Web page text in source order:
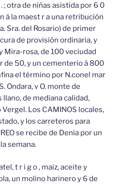
; otra de niñas asistida por 6 0
á la maest r a una retribución
Sra. del Rosario) de primer
de provisión ordinaria, y
Mira-rosa, de 100 veciudad
de 50, y un cementerio á 800
el término por N.conel mar
Ondara, v O. monte de
llano, de mediana calidad,
Vergel. Los CAMINOS locales,
y los carreteros para
se recibe de Denia por un
semana.
t r i g o , maiz, aceite y
un molino harinero y 6 de